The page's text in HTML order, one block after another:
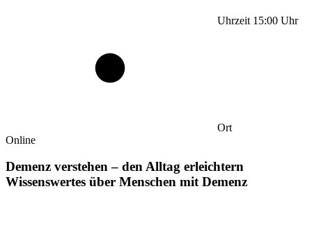
Uhrzeit 15:00 Uhr
Ort
Online
Demenz verstehen – den Alltag erleichtern
Wissenswertes über Menschen mit Demenz